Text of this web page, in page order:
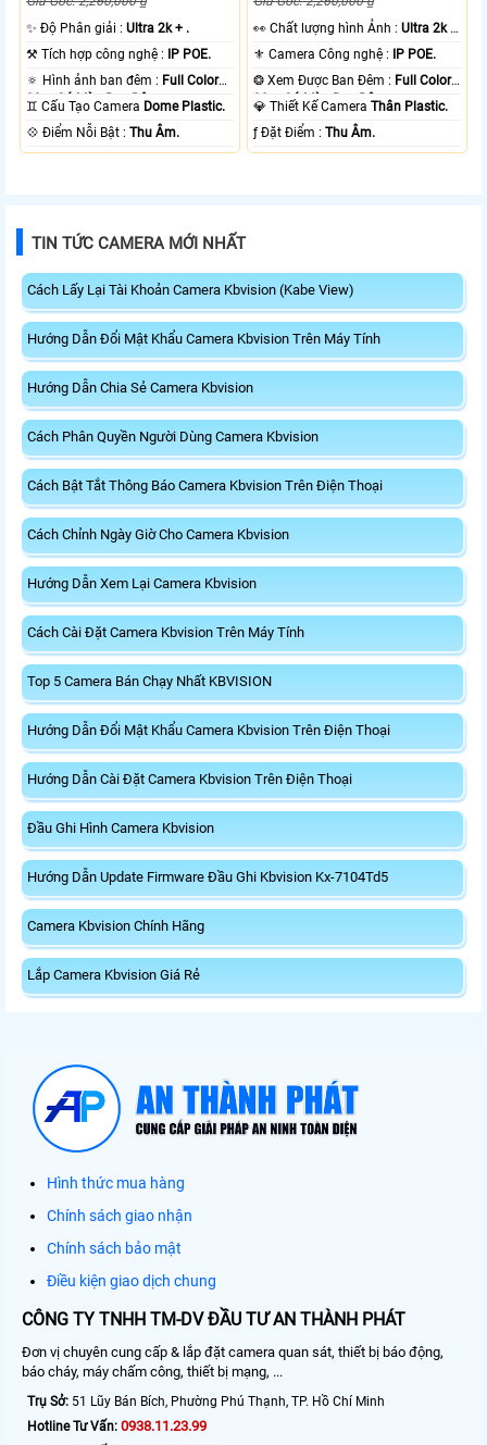
✨ Độ Phân giải :Ultra 2k + .
⚒ Tích hợp công nghệ : IP POE.
🔅 Hình ảnh ban đêm : Full Color
30m Có Màu Ban Ðêm.
♊ Cấu Tạo Camera Dome Plastic.
️💠 Điểm Nỗi Bật :Thu Âm.
️👀 Chất lượng hình Ảnh :Ultra 2k +
⚜️ Camera Công nghệ : IP POE.
❂ Xem Được Ban Đêm : Full Color
30m Có Màu Ban Ðêm.
💎 Thiết Kế CameraThân Plastic.
️ƒ Đặt Điểm :Thu Âm.
TIN TỨC CAMERA MỚI NHẤT
Cách Lấy Lại Tài Khoản Camera Kbvision (Kabe View)
Hướng Dẫn Đổi Mật Khẩu Camera Kbvision Trên Máy Tính
Hướng Dẫn Chia Sẻ Camera Kbvision
Cách Phân Quyền Người Dùng Camera Kbvision
Cách Bật Tắt Thông Báo Camera Kbvision Trên Điện Thoại
Cách Chỉnh Ngày Giờ Cho Camera Kbvision
Hướng Dẫn Xem Lại Camera Kbvision
Cách Cài Đặt Camera Kbvision Trên Máy Tính
Top 5 Camera Bán Chạy Nhất KBVISION
Hướng Dẫn Đổi Mật Khẩu Camera Kbvision Trên Điện Thoại
Hướng Dẫn Cài Đặt Camera Kbvision Trên Điện Thoại
Đầu Ghi Hình Camera Kbvision
Hướng Dẫn Update Firmware Đầu Ghi Kbvision Kx-7104Td5
Camera Kbvision Chính Hãng
Lắp Camera Kbvision Giá Rẻ
Hình thức mua hàng
Chính sách giao nhận
Chính sách bảo mật
Điều kiện giao dịch chung
CÔNG TY TNHH TM-DV ĐẦU TƯ AN THÀNH PHÁT
Đơn vị chuyên cung cấp & lắp đặt camera quan sát, thiết bị báo động,
báo cháy, máy chấm công, thiết bị mạng, ...
Trụ Sở: 51 Lũy Bán Bích, Phường Phú Thạnh, TP. Hồ Chí Minh
Hotline Tư Vấn: 0938.11.23.99